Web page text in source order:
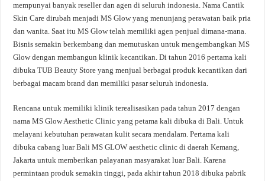
mempunyai banyak reseller dan agen di seluruh indonesia. Nama Cantik
Skin Care dirubah menjadi MS Glow yang menunjang perawatan baik pria
dan wanita. Saat itu MS Glow telah memiliki agen penjual dimana-mana.
Bisnis semakin berkembang dan memutuskan untuk mengembangkan MS
Glow dengan membangun klinik kecantikan. Di tahun 2016 pertama kali
dibuka TUB Beauty Store yang menjual berbagai produk kecantikan dari
berbagai macam brand dan memiliki pasar seluruh indonesia.
Rencana untuk memiliki klinik terealisasikan pada tahun 2017 dengan
nama MS Glow Aesthetic Clinic yang petama kali dibuka di Bali. Untuk
melayani kebutuhan perawatan kulit secara mendalam. Pertama kali
dibuka cabang luar Bali MS GLOW aesthetic clinic di daerah Kemang,
Jakarta untuk memberikan palayanan masyarakat luar Bali. Karena
permintaan produk semakin tinggi, pada akhir tahun 2018 dibuka pabrik